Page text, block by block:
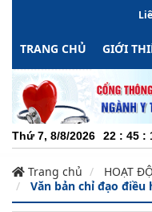
TRANG CHỦ GIỚI
Thứ 7, 8/8/2026 22 : 45 :
CHUYÊN
Trang chủ
HOẠT
Văn bản chỉ đạo điều